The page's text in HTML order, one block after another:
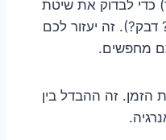
כדי לבדוק את שיטת
זה יעזור לכם
מחפשים.
הזמן. זה ההבדל בין